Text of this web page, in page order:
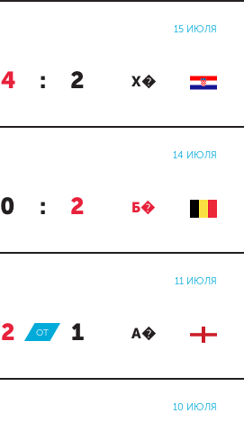
15 ИЮЛЯ
4 : 2 Х�
14 ИЮЛЯ
0 : 2 Б�
11 ИЮЛЯ
2 : 1 А�
ОТ
10 ИЮЛЯ